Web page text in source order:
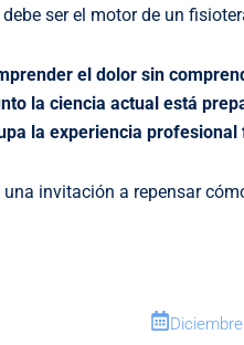
ser el motor de un
el dolor sin
la ciencia actual está
la experiencia
una invitación a repensar